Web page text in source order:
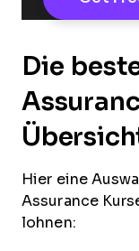
Die
Hier eine
Assurance
lohnen: